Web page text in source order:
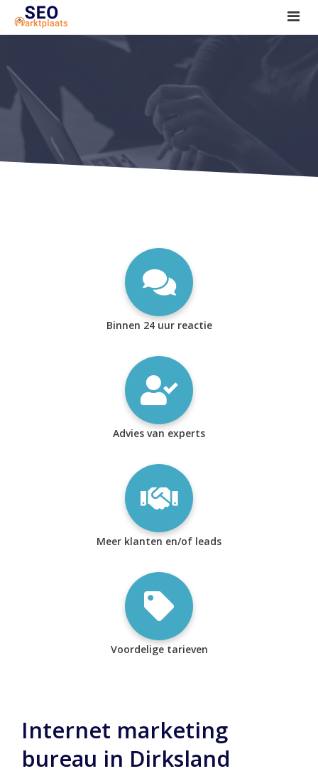
SEO tools reviews
Marketeer bij jou in de buurt?
Offerte
1. Seo voor beginners +
2. Onderzoeken +
Binnen 24 uur reactie
Advies van experts
Meer klanten en/of leads
Voordelige tarieven
Internet marketing
bureau in Dirksland